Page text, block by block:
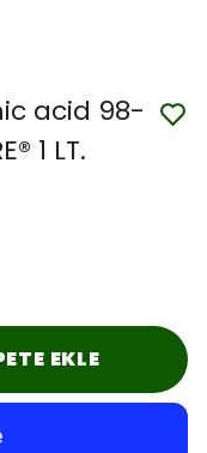
acid 98-
1 LT.
EKLE